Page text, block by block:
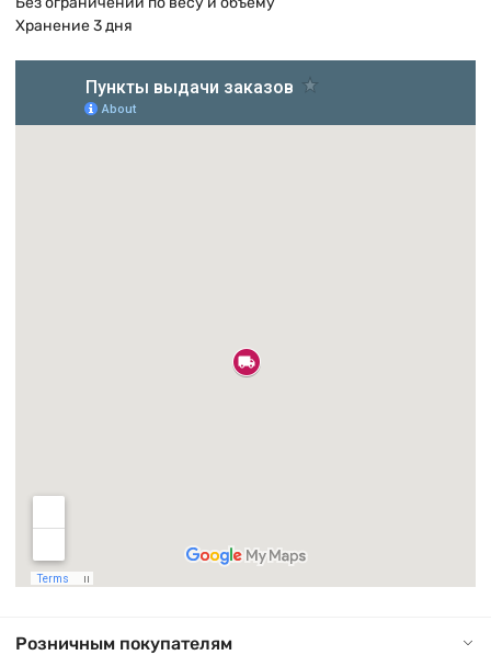
Хранение 3 дня
Розничным покупателям